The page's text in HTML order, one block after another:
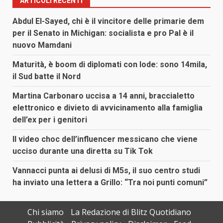
Abdul El-Sayed, chi è il vincitore delle primarie dem
per il Senato in Michigan: socialista e pro Pal è il
nuovo Mamdani
Maturità, è boom di diplomati con lode: sono 14mila,
il Sud batte il Nord
Martina Carbonaro uccisa a 14 anni, braccialetto
elettronico e divieto di avvicinamento alla famiglia
dell’ex per i genitori
Il video choc dell’influencer messicano che viene
ucciso durante una diretta su Tik Tok
Vannacci punta ai delusi di M5s, il suo centro studi
ha inviato una lettera a Grillo: “Tra noi punti comuni”
Chi siamo
La Redazione di Blitz Quotidiano